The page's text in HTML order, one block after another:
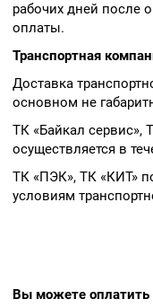
рабочих дней после
оплаты.
Транспортная
Доставка
основном не
ТК «Байкал сервис»,
осуществляется в
ТК «ПЭК», ТК «КИТ»
условиям
Вы можете оплатить